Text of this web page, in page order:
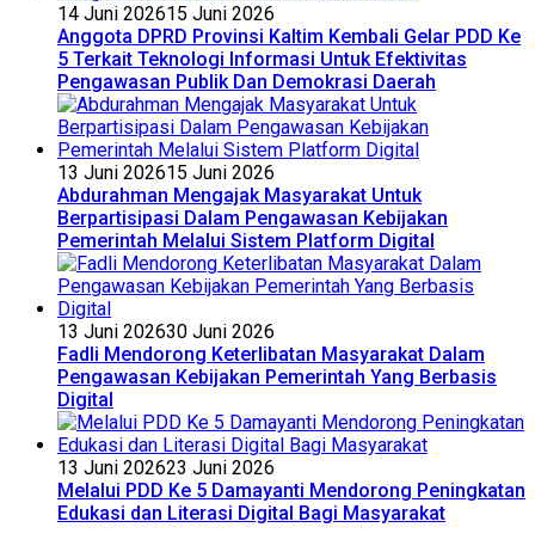
14 Juni 202615 Juni 2026
Anggota DPRD Provinsi Kaltim Kembali Gelar PDD Ke
5 Terkait Teknologi Informasi Untuk Efektivitas
Pengawasan Publik Dan Demokrasi Daerah
13 Juni 202615 Juni 2026
Abdurahman Mengajak Masyarakat Untuk
Berpartisipasi Dalam Pengawasan Kebijakan
Pemerintah Melalui Sistem Platform Digital
13 Juni 202630 Juni 2026
Fadli Mendorong Keterlibatan Masyarakat Dalam
Pengawasan Kebijakan Pemerintah Yang Berbasis
Digital
13 Juni 202623 Juni 2026
Melalui PDD Ke 5 Damayanti Mendorong Peningkatan
Edukasi dan Literasi Digital Bagi Masyarakat